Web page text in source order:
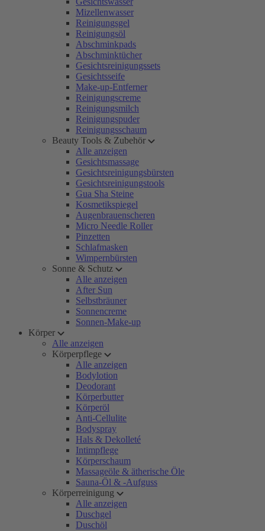
Mizellenwasser
Reinigungsgel
Reinigungsöl
Abschminkpads
Abschminktücher
Gesichtsreinigungssets
Gesichtsseife
Make-up-Entferner
Reinigungscreme
Reinigungsmilch
Reinigungspuder
Reinigungsschaum
Beauty Tools & Zubehör
Alle anzeigen
Gesichtsmassage
Gesichtsreinigungsbürsten
Gesichtsreinigungstools
Gua Sha Steine
Kosmetikspiegel
Augenbrauenscheren
Micro Needle Roller
Pinzetten
Schlafmasken
Wimpernbürsten
Sonne & Schutz
Alle anzeigen
After Sun
Selbstbräuner
Sonnencreme
Sonnen-Make-up
Körper
Alle anzeigen
Körperpflege
Alle anzeigen
Bodylotion
Deodorant
Körperbutter
Körperöl
Anti-Cellulite
Bodyspray
Hals & Dekolleté
Intimpflege
Körperschaum
Massageöle & ätherische Öle
Sauna-Öl & -Aufguss
Körperreinigung
Alle anzeigen
Duschgel
Duschöl